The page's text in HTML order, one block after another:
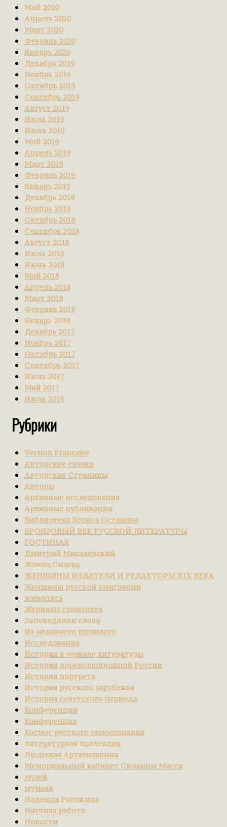
Май 2020
Апрель 2020
Март 2020
Февраль 2020
Январь 2020
Декабрь 2019
Ноябрь 2019
Октябрь 2019
Сентябрь 2019
Август 2019
Июль 2019
Июнь 2019
Май 2019
Апрель 2019
Март 2019
Февраль 2019
Январь 2019
Декабрь 2018
Ноябрь 2018
Октябрь 2018
Сентябрь 2018
Август 2018
Июль 2018
Июнь 2018
Май 2018
Апрель 2018
Март 2018
Февраль 2018
Январь 2018
Декабрь 2017
Ноябрь 2017
Октябрь 2017
Сентябрь 2017
Июль 2017
Май 2017
Июль 2016
Рубрики
Version Française
Авторские сказки
Авторские Страницы
Авторы
Архивные исследования
Архивные публикации
Библиотека Бориса Останина
БРОНЗОВЫЙ ВЕК РУССКОЙ ЛИТЕРАТУРЫ
ГОСТИНАЯ
Дмитрий Михалевский
Жанна Сизова
ЖЕНЩИНЫ ИЗДАТЕЛИ И РЕДАКТОРЫ XIX ВЕКА
Женщины русской эмиграции
живопись
Журналы самиздата
Заповедники слова
Из недавнего прошлого
Исследования
История в зеркале литературы
История дореволюционной России
История портрета
История русского зарубежья
История советского периода
Конференции
Конференция
Космос русского самосознания
литературная коллекция
Людмила Артамошкина
Мемориальный кабинет Сюзанны Масси
музей
музыка
Надежда Рогожина
Научная работа
Новости